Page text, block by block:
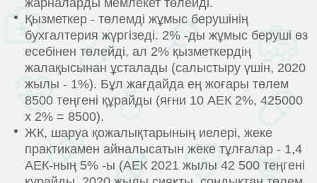
жарналарды мемлекет төлейді.
Қызметкер - төлемді жұмыс берушінің
бухгалтерия жүргізеді. 2% -ды жұмыс беруші өз
есебінен төлейді, ал 2% қызметкердің
жалақысынан ұсталады (салыстыру үшін, 2020
жылы - 1%). Бұл жағдайда ең жоғары төлем
8500 теңгені құрайды (яғни 10 АЕК 2%, 425000
x 2% = 8500).
ЖК, шаруа қожалықтарының иелері, жеке
практикамен айналысатын жеке тұлғалар - 1,4
АЕК-ның 5% -ы (АЕК 2021 жылы 42 500 теңгені